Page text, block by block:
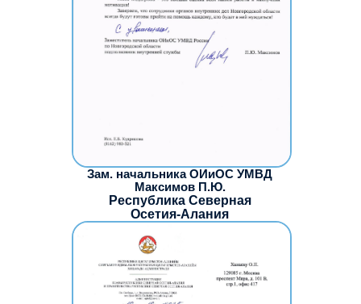
Зам. начальника ОИиОС УМВД
Максимов П.Ю.
Республика Северная
Осетия-Алания